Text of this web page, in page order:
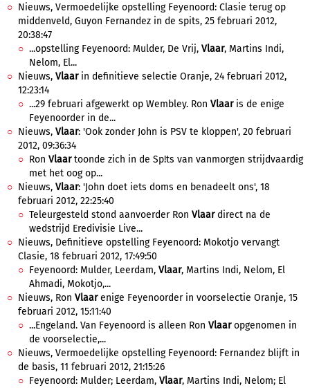
Nieuws, Vermoedelijke opstelling Feyenoord: Clasie terug op
middenveld, Guyon Fernandez in de spits, 25 februari 2012,
20:38:47
...opstelling Feyenoord: Mulder, De Vrij, Vlaar, Martins Indi,
Nelom, El...
Nieuws, Vlaarin definitieve selectie Oranje, 24 februari 2012,
12:23:14
...29 februari afgewerkt op Wembley. Ron Vlaaris de enige
Feyenoorder in de...
Nieuws, Vlaar: 'Ook zonder John is PSV te kloppen', 20 februari
2012, 09:36:34
Ron Vlaartoonde zich in de Sp!ts van vanmorgen strijdvaardig
met het oog op...
Nieuws, Vlaar: 'John doet iets doms en benadeelt ons', 18
februari 2012, 22:25:40
Teleurgesteld stond aanvoerder Ron Vlaardirect na de
wedstrijd Eredivisie Live...
Nieuws, Definitieve opstelling Feyenoord: Mokotjo vervangt
Clasie, 18 februari 2012, 17:49:50
Feyenoord: Mulder, Leerdam, Vlaar, Martins Indi, Nelom, El
Ahmadi, Mokotjo,...
Nieuws, Ron Vlaarenige Feyenoorder in voorselectie Oranje, 15
februari 2012, 15:11:40
...Engeland. Van Feyenoord is alleen Ron Vlaaropgenomen in
de voorselectie,...
Nieuws, Vermoedelijke opstelling Feyenoord: Fernandez blijft in
de basis, 11 februari 2012, 21:15:26
Feyenoord: Mulder; Leerdam, Vlaar, Martins Indi, Nelom; El